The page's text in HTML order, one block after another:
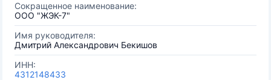
Сокращенное наименование:
ООО "ЖЭК-7"
Имя руководителя:
Дмитрий Александрович Бекишов
ИНН:
4312148433